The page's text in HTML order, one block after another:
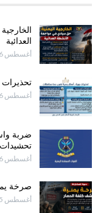
العدائية
أغسطس 6, 2026
أغسطس 6, 2026
ضربة
أغسطس 6, 2026
صرخة
أغسطس 5, 2026